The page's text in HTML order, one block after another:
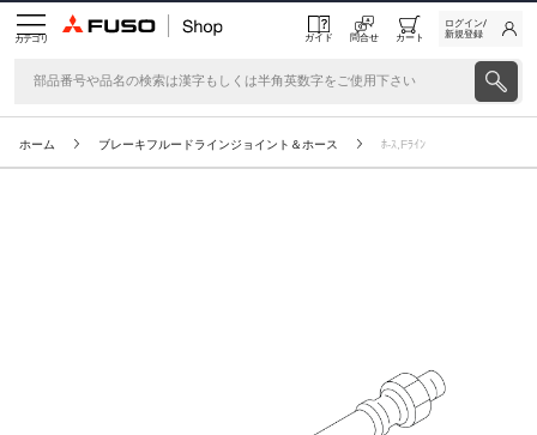
カテゴリ ガイド 問合せ カート
ログイン/
新規登録
ホーム ブレーキフルードラインジョイント＆ホース ﾎ-ｽ,Fﾗｲﾝ